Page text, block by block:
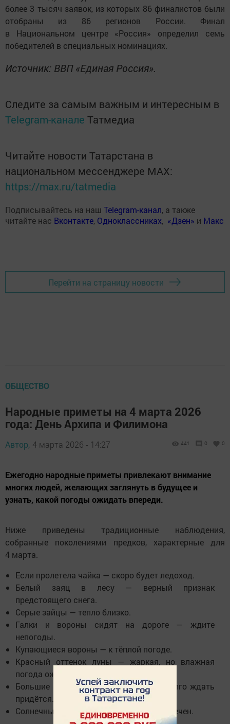
более 3 тысяч заявок, из которых 86 финалистов были
отобраны из 86 регионов России. Финал
в Национальном центре «Россия» определил семь
победителей в специальных номинациях.
Источник: ВВП «Единая Россия».
Следите за самым важным и интересным в
Telegram-канале Татмедиа
Читайте новости Татарстана в
национальном мессенджере MАХ:
https://max.ru/tatmedia
Подписывайтесь на наш Telegram-канал, а также
читайте нас Вконтакте, Одноклассниках, «Дзен» и Макс
Перейти на страницу новости
ОБЩЕСТВО
Народные приметы на 4 марта 2026
года: День Архипа и Филимона
Автор, 4 марта 2026 - 14:27 441 0 0
Ежегодно народные приметы привлекают внимание
многих людей, желающих заглянуть в будущее и
узнать, какой погоды ожидать впереди.
Ниже приведены традиционные наблюдения,
собранные поколениями предков, характерные для
4 марта.
Если пролетела чайка — скоро будет ледоход.
Белый заяц в лесу — верный признак
предстоящего снега.
Серые зайцы — тепло близко.
Галки и вороны сидят на дороге — ждите
непогоды.
Купающиеся вороны — к тёплой погоде.
Красный оттенок луны — жаркая, но влажная
погода ожидает.
Большие снеговые заносы — травы долго ждать
придётся.
Солнечные дни — богатый урожай обеспечен.